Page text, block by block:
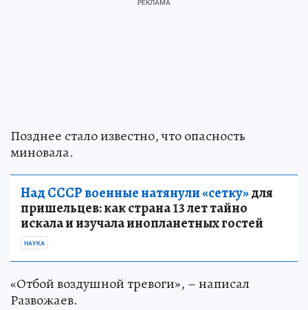
Позднее стало известно, что опасность
миновала.
Над СССР военные натянули «сетку»для
пришельцев: как страна 13 лет тайно
искала и изучала инопланетных гостей
НАУКА
«Отбой воздушной тревоги», – написал
Развожаев.